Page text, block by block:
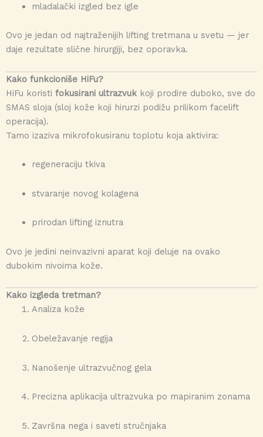
mladalački izgled bez igle
Ovo je jedan od najtraženijih lifting tretmana u svetu — jer
daje rezultate slične hirurgiji, bez oporavka.
Kako funkcioniše HiFu?
HiFu koristi fokusirani ultrazvuk koji prodire duboko, sve do
SMAS sloja (sloj kože koji hirurzi podižu prilikom facelift
operacija).
Tamo izaziva mikrofokusiranu toplotu koja aktivira:
regeneraciju tkiva
stvaranje novog kolagena
prirodan lifting iznutra
Ovo je jedini neinvazivni aparat koji deluje na ovako
dubokim nivoima kože.
Kako izgleda tretman?
Analiza kože
Obeležavanje regija
Nanošenje ultrazvučnog gela
Precizna aplikacija ultrazvuka po mapiranim zonama
Završna nega i saveti stručnjaka